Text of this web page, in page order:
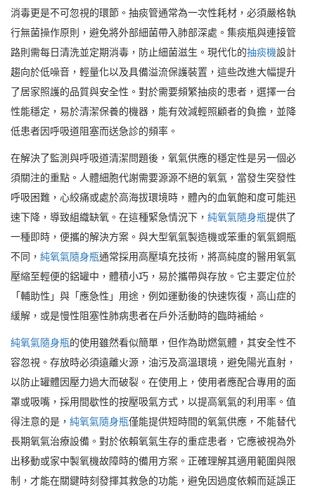
消毒更是不可忽視的環節。抽痰管通常為一次性耗材，必須嚴格執
行無菌操作原則，避免將外部細菌帶入肺部深處。集痰瓶與連接管
路則需每日清洗並定期消毒，防止細菌滋生。現代化的抽痰機設計
趨向於低噪音，輕量化以及具備溢流保護裝置，這些改進大幅提升
了居家照護的品質與安全性。對於需要頻繁抽痰的患者，選擇一台
性能穩定，易於清潔保養的機器，能有效減輕照顧者的負擔，並降
低患者因呼吸道阻塞而送急診的頻率。
在解決了監測與呼吸道清潔問題後，氧氣供應的穩定性是另一個必
須關注的重點。人體細胞代謝需要源源不絕的氧氣，當發生突發性
呼吸困難，心絞痛或處於高海拔環境時，體內的血氧飽和度可能迅
速下降，導致組織缺氧。在這種緊急情況下， 純氧氣隨身瓶提供了
一種即時，便攜的解決方案。與大型氧氣製造機或笨重的氧氣鋼瓶
不同， 純氧氣隨身瓶通常採用高壓填充技術，將高純度的醫用氧氣
壓縮至輕便的鋁罐中，體積小巧，易於攜帶與存放。它主要定位於
「輔助性」與「應急性」用途，例如運動後的快速恢復，高山症的
緩解，或是慢性阻塞性肺病患者在戶外活動時的臨時補給。
純氧氣隨身瓶的使用雖然看似簡單，但作為助燃氣體，其安全性不
容忽視。存放時必須遠離火源，油污及高溫環境，避免陽光直射，
以防止罐體因壓力過大而破裂。在使用上，使用者應配合專用的面
罩或吸嘴，採用間歇性的按壓吸氣方式，以提高氧氣的利用率。值
得注意的是， 純氧氣隨身瓶僅能提供短時間的氧氣供應，不能替代
長期氧氣治療設備。對於依賴氧氣生存的重症患者，它應被視為外
出移動或家中製氧機故障時的備用方案。正確理解其適用範圍與限
制，才能在關鍵時刻發揮其救急的功能，避免因過度依賴而延誤正